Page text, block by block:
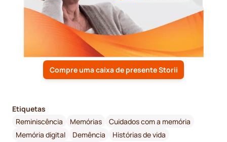
Compre uma caixa de presente Storii
Etiquetas
Reminiscência
Memórias
Cuidados com a memória
Memória digital
Demência
Histórias de vida